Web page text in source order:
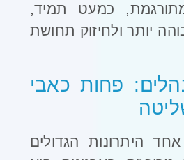
כמעט תמיד,
יותר ולחיזוק תחושת
פחות כאבי
היתרונות הגדולים